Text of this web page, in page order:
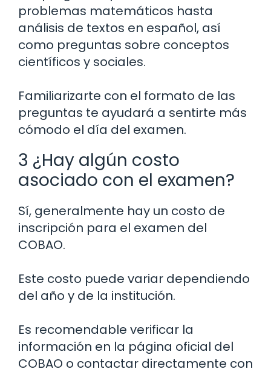
problemas matemáticos hasta
análisis de textos en español, así
como preguntas sobre conceptos
científicos y sociales.
Familiarizarte con el formato de las
preguntas te ayudará a sentirte más
cómodo el día del examen.
3 ¿Hay algún costo
asociado con el examen?
Sí, generalmente hay un costo de
inscripción para el examen del
COBAO.
Este costo puede variar dependiendo
del año y de la institución.
Es recomendable verificar la
información en la página oficial del
COBAO o contactar directamente con